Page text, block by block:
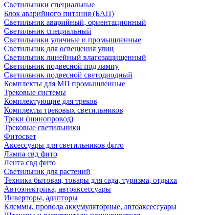
Светильники специальные
Блок аварийного питания (БАП)
Светильник аварийный, ориентационный
Светильник специальный
Светильники уличные и промышленные
Светильник для освещения улиц
Светильник линейный влагозащищенный
Светильник подвесной под лампу
Светильник подвесной светодиодный
Комплекты для МП промышленные
Трековые системы
Комплектующие для треков
Комплекты трековых светильников
Треки (шинопровод)
Трековые светильники
Фитосвет
Аксессуары для светильников фито
Лампа свд фито
Лента свд фито
Светильник для растений
Техника бытовая, товары для сада, туризма, отдыха
Автоэлектрика, автоаксессуары
Инверторы, адапторы
Клеммы, провода аккумуляторные, автоаксессуары